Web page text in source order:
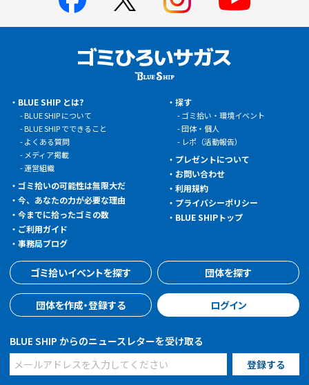
BLUE SHIP とは?
BLUE SHIP について
BLUE SHIP でできること
よくある質問
メディア掲載
運営組織
ゴミ拾いの可能性は無限大だ
今、あなたの力が必要な理由
今までに拾ったゴミの数
ご利用ガイド
事務局ブログ
探す
ゴミ拾い・環境イベント
団体・個人
レポ（活動報告）
プレゼントについて
お問い合わせ
利用規約
プライバシーポリシー
BLUE SHIPトップ
ゴミ拾いイベントを探す 団体を探す
団体を作成・登録する ログイン
BLUE SHIP からのニュースレターを受け取る